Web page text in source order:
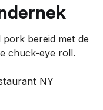
e
n
pork bereid met de
chuck-eye roll.
NY